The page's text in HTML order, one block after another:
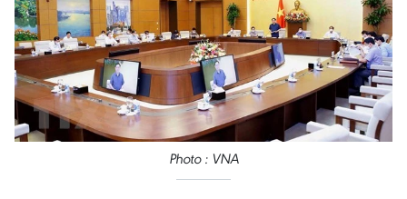
Photo : VNA